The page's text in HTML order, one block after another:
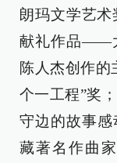
朗玛文学艺
献礼作品——
陈人杰创作的
个一工程”奖
守边的故事
藏著名作曲